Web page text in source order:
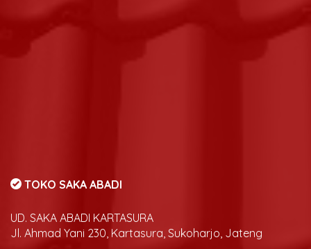
TOKO SAKA ABADI
UD. SAKA ABADI KARTASURA
Jl. Ahmad Yani 230, Kartasura, Sukoharjo, Jateng